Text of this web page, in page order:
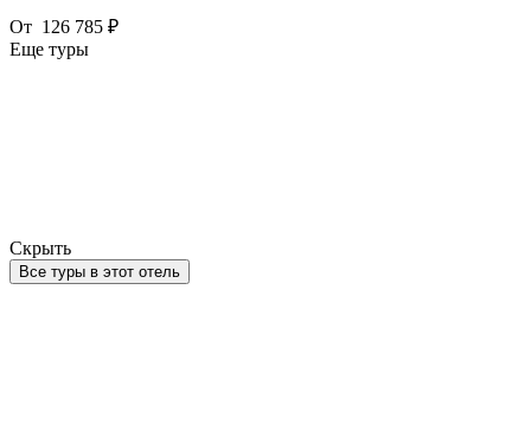
От 126 785 ₽
Еще туры
Скрыть
Все туры в этот отель